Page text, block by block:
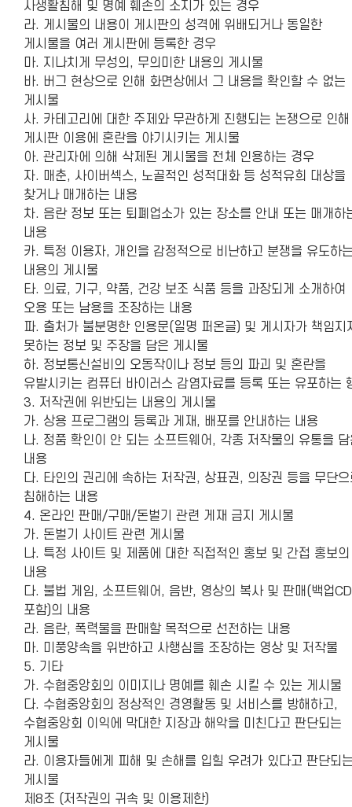
사생활침해 및 명예 훼손의 소지가 있는 경우
라. 게시물의 내용이 게시판의 성격에 위배되거나 동일한
게시물을 여러 게시판에 등록한 경우
마. 지나치게 무성의, 무의미한 내용의 게시물
바. 버그 현상으로 인해 화면상에서 그 내용을 확인할 수 없는
게시물
사. 카테고리에 대한 주제와 무관하게 진행되는 논쟁으로 인해
게시판 이용에 혼란을 야기시키는 게시물
아. 관리자에 의해 삭제된 게시물을 전체 인용하는 경우
자. 매춘, 사이버섹스, 노골적인 성적대화 등 성적유희 대상을
찾거나 매개하는 내용
차. 음란 정보 또는 퇴폐업소가 있는 장소를 안내 또는 매개하
내용
카. 특정 이용자, 개인을 감정적으로 비난하고 분쟁을 유도하
내용의 게시물
타. 의료, 기구, 약품, 건강 보조 식품 등을 과장되게 소개하여
오용 또는 남용을 조장하는 내용
파. 출처가 불분명한 인용문(일명 퍼온글) 및 게시자가 책임지
못하는 정보 및 주장을 담은 게시물
하. 정보통신설비의 오동작이나 정보 등의 파괴 및 혼란을
유발시키는 컴퓨터 바이러스 감염자료를 등록 또는 유포하는
3. 저작권에 위반되는 내용의 게시물
가. 상용 프로그램의 등록과 게재, 배포를 안내하는 내용
나. 정품 확인이 안 되는 소프트웨어, 각종 저작물의 유통을 담
내용
다. 타인의 권리에 속하는 저작권, 상표권, 의장권 등을 무단으
침해하는 내용
4. 온라인 판매/구매/돈벌기 관련 게재 금지 게시물
가. 돈벌기 사이트 관련 게시물
나. 특정 사이트 및 제품에 대한 직접적인 홍보 및 간접 홍보의
내용
다. 불법 게임, 소프트웨어, 음반, 영상의 복사 및 판매(백업CD
포함)의 내용
라. 음란, 폭력물을 판매할 목적으로 선전하는 내용
마. 미풍양속을 위반하고 사행심을 조장하는 영상 및 저작물
5. 기타
가. 수협중앙회의 이미지나 명예를 훼손 시킬 수 있는 게시물
다. 수협중앙회의 정상적인 경영활동 및 서비스를 방해하고,
수협중앙회 이익에 막대한 지장과 해악을 미친다고 판단되는
게시물
라. 이용자들에게 피해 및 손해를 입힐 우려가 있다고 판단되
게시물
제8조 (저작권의 귀속 및 이용제한)